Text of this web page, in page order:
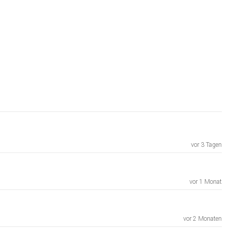
vor 3 Tagen
vor 1 Monat
vor 2 Monaten